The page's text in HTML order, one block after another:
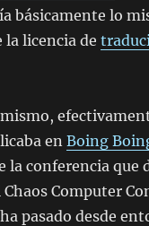
básicamente lo
la licencia de
enBoing
la conferencia que
Computer
pasado desde